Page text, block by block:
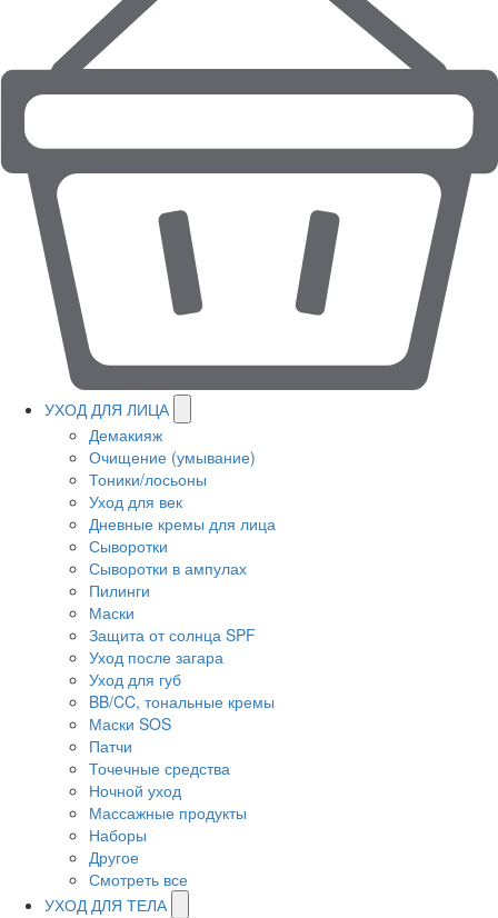
УХОД ДЛЯ ЛИЦА
Демакияж
Очищение (умывание)
Тоники/лосьоны
Уход для век
Дневные кремы для лица
Сыворотки
Сыворотки в ампулах
Пилинги
Маски
Защита от солнца SPF
Уход после загара
Уход для губ
BB/CC, тональные кремы
Маски SOS
Патчи
Точечные средства
Ночной уход
Массажные продукты
Наборы
Другое
Смотреть все
УХОД ДЛЯ ТЕЛА